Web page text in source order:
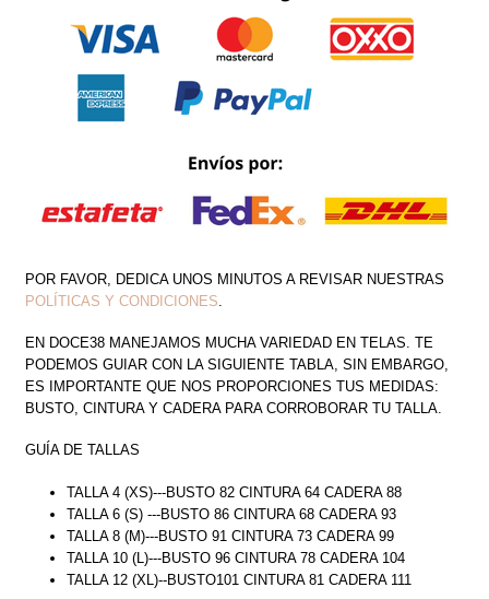
DETALLE
ESCAROLA
CORSET
CANTIDAD
POR FAVOR, DEDICA UNOS MINUTOS A REVISAR NUESTRAS
POLÍTICAS Y CONDICIONES.
EN DOCE38 MANEJAMOS MUCHA VARIEDAD EN TELAS. TE
PODEMOS GUIAR CON LA SIGUIENTE TABLA, SIN EMBARGO,
ES IMPORTANTE QUE NOS PROPORCIONES TUS MEDIDAS:
BUSTO, CINTURA Y CADERA PARA CORROBORAR TU TALLA.
GUÍA DE TALLAS
TALLA 4 (XS)---BUSTO 82 CINTURA 64 CADERA 88
TALLA 6 (S) ---BUSTO 86 CINTURA 68 CADERA 93
TALLA 8 (M)---BUSTO 91 CINTURA 73 CADERA 99
TALLA 10 (L)---BUSTO 96 CINTURA 78 CADERA 104
TALLA 12 (XL)--BUSTO101 CINTURA 81 CADERA 111